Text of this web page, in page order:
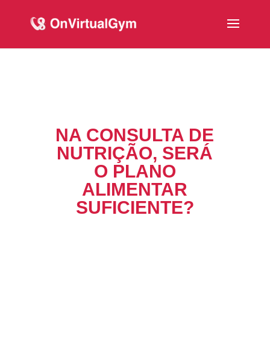
NA CONSULTA DE
NUTRIÇÃO, SERÁ
O PLANO
ALIMENTAR
SUFICIENTE?